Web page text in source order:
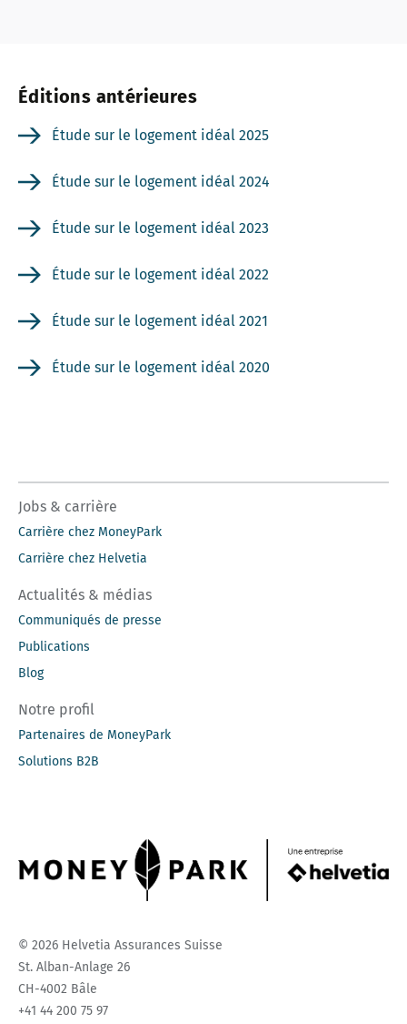
Éditions antérieures
Étude sur le logement idéal 2025
Étude sur le logement idéal 2024
Étude sur le logement idéal 2023
Étude sur le logement idéal 2022
Étude sur le logement idéal 2021
Étude sur le logement idéal 2020
Jobs & carrière
Carrière chez MoneyPark
Carrière chez Helvetia
Actualités & médias
Communiqués de presse
Publications
Blog
Notre profil
Partenaires de MoneyPark
Solutions B2B
© 2026 Helvetia Assurances Suisse
St. Alban-Anlage 26
CH-4002 Bâle
+41 44 200 75 97